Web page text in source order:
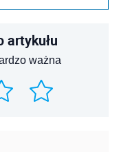
artykułu
ważna